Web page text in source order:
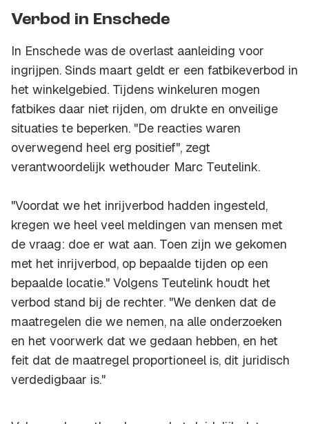
Verbod in Enschede
In Enschede was de overlast aanleiding voor
ingrijpen. Sinds maart geldt er een fatbikeverbod in
het winkelgebied. Tijdens winkeluren mogen
fatbikes daar niet rijden, om drukte en onveilige
situaties te beperken. "De reacties waren
overwegend heel erg positief", zegt
verantwoordelijk wethouder Marc Teutelink.
"Voordat we het inrijverbod hadden ingesteld,
kregen we heel veel meldingen van mensen met
de vraag: doe er wat aan. Toen zijn we gekomen
met het inrijverbod, op bepaalde tijden op een
bepaalde locatie." Volgens Teutelink houdt het
verbod stand bij de rechter. "We denken dat de
maatregelen die we nemen, na alle onderzoeken
en het voorwerk dat we gedaan hebben, en het
feit dat de maatregel proportioneel is, dit juridisch
verdedigbaar is."